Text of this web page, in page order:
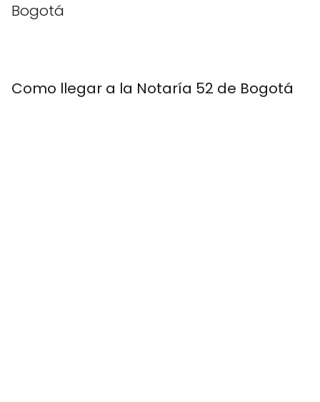
Bogotá
Como llegar a la Notaría 52 de Bogotá